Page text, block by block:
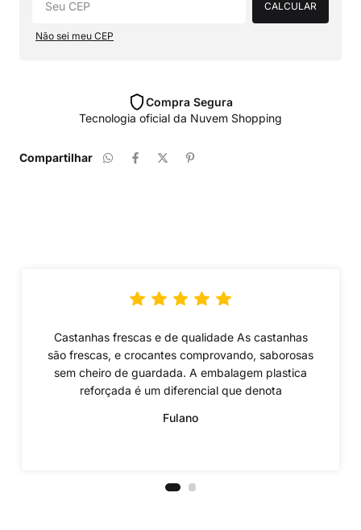
CALCULAR
Não sei meu CEP
Compra Segura
Tecnologia oficial da Nuvem Shopping
Compartilhar
Castanhas frescas e de qualidade As castanhas
são frescas, e crocantes comprovando, saborosas
sem cheiro de guardada. A embalagem plastica
reforçada é um diferencial que denota
Fulano